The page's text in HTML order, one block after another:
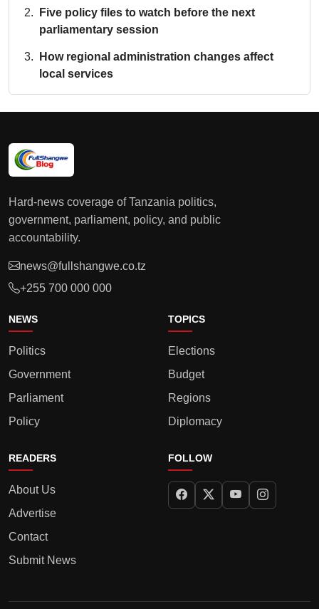
Five policy files to watch before the next
parliamentary session
How regional administration changes affect
local services
Hard-news coverage of Tanzania politics,
government, parliament, policy, and public
accountability.
news@fullshangwe.co.tz
+255 700 000 000
NEWS
Politics
Government
Parliament
Policy
TOPICS
Elections
Budget
Regions
Diplomacy
READERS
About Us
Advertise
Contact
Submit News
FOLLOW